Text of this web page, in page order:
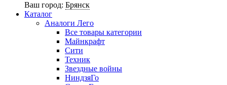
Ваш город: Брянск
Каталог
Аналоги Лего
Все товары категории
Майнкрафт
Сити
Техник
Звездные войны
НиндзяГо